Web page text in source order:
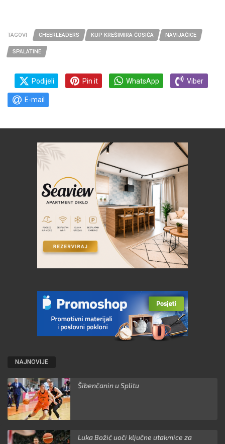
TAGOVI CHEERLEADERS KUP KREŠIMIRA ĆOSIĆA NAVIJAČICE
SPALATINE
Podijeli Pin it WhatsApp Viber
E-mail
NAJNOVIJE
Šibenčanin u Splitu
Luka Božić uoči ključne utakmice za